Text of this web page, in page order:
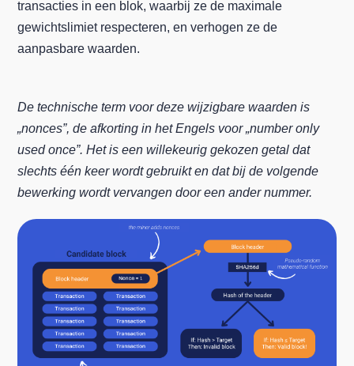
transacties in een blok, waarbij ze de maximale
gewichtslimiet respecteren, en verhogen ze de
aanpasbare waarden.
De technische term voor deze wijzigbare waarden is
„nonces”, de afkorting in het Engels voor „number only
used once”. Het is een willekeurig gekozen getal dat
slechts één keer wordt gebruikt en dat bij de volgende
bewerking wordt vervangen door een ander nummer.